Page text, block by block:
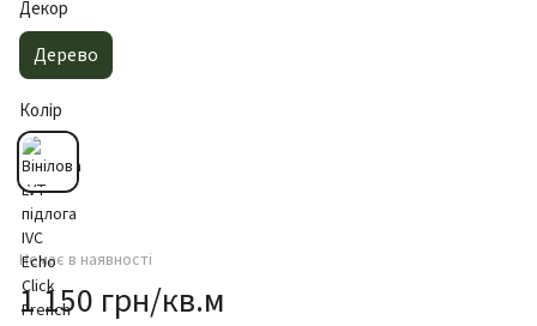
Декор
Дерево
Колір
Немає в наявності
1 150 грн/кв.м